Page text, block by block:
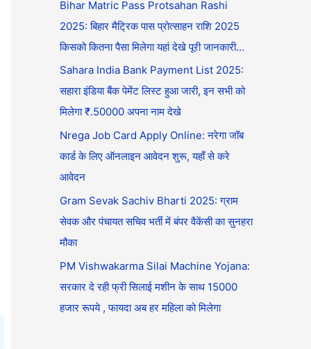
Bihar Matric Pass Protsahan Rashi
2025: बिहार मैट्रिक पास प्रोत्साहन राशि 2025
किसको कितना पैसा मिलेगा यहां देखे पूरी जानकारी…
Sahara India Bank Payment List 2025:
सहारा इंडिया बैंक पेमेंट लिस्ट हुआ जारी, इन सभी को
मिलेगा ₹.50000 अपना नाम देखे
Nrega Job Card Apply Online: नरेगा जॉब
कार्ड के लिए ऑनलाइन आवेदन शुरू, यहाँ से करे
आवेदन
Gram Sevak Sachiv Bharti 2025: ग्राम
सेवक और पंचायत सचिव भर्ती में बंपर वैकेंसी का सुनहरा
मौका
PM Vishwakarma Silai Machine Yojana:
सरकार दे रही फ्री सिलाई मशीन के साथ 15000
हजार रूपये , फायदा अब हर महिला को मिलेगा